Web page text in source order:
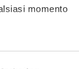
momento